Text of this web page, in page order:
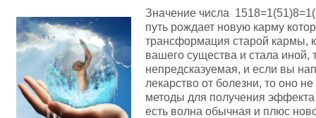
Значение числа
путь рождает новую карму
трансформация старой кармы,
вашего существа и стала
непредсказуемая, и если вы
лекарство от болезни, то оно
методы для получения
есть волна обычная и плюс